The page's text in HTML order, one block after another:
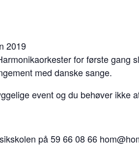
2019
for første gang
med danske sange.
event og du behøver ikke
på 59 66 08 66